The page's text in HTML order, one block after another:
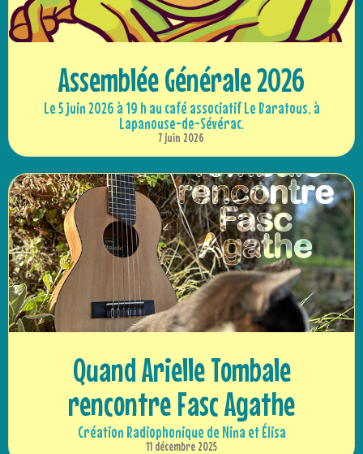
Assemblée Générale 2026
Le 5 juin 2026 à 19 h au café associatif Le Baratous, à
Lapanouse-de-Sévérac.
7 juin 2026
Quand Arielle Tombale
rencontre Fasc Agathe
Création Radiophonique de Nina et Élisa
11 décembre 2025